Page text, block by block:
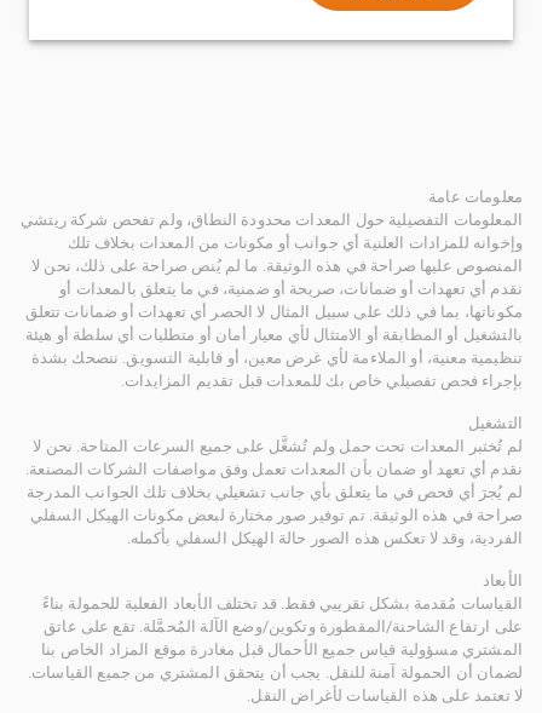
معلومات عامة
المعلومات التفصيلية حول المعدات محدودة النطاق، ولم تفحص شركة ريتشي
وإخوانه للمزادات العلنية أي جوانب أو مكونات من المعدات بخلاف تلك
المنصوص عليها صراحة في هذه الوثيقة. ما لم يُنص صراحة على ذلك، نحن لا
نقدم أي تعهدات أو ضمانات، صريحة أو ضمنية، في ما يتعلق بالمعدات أو
مكوناتها، بما في ذلك على سبيل المثال لا الحصر أي تعهدات أو ضمانات تتعلق
بالتشغيل أو المطابقة أو الامتثال لأي معيار أمان أو متطلبات أي سلطة أو هيئة
تنظيمية معنية، أو الملاءمة لأي غرض معين، أو قابلية التسويق. ننصحك بشدة
بإجراء فحص تفصيلي خاص بك للمعدات قبل تقديم المزايدات.
التشغيل
لم تُختبر المعدات تحت حمل ولم تُشغَّل على جميع السرعات المتاحة. نحن لا
نقدم أي تعهد أو ضمان بأن المعدات تعمل وفق مواصفات الشركات المصنعة.
لم يُجرَ أي فحص في ما يتعلق بأي جانب تشغيلي بخلاف تلك الجوانب المدرجة
صراحة في هذه الوثيقة. تم توفير صور مختارة لبعض مكونات الهيكل السفلي
الفردية، وقد لا تعكس هذه الصور حالة الهيكل السفلي بأكمله.
الأبعاد
القياسات مُقدمة بشكل تقريبي فقط. قد تختلف الأبعاد الفعلية للحمولة بناءً
على ارتفاع الشاحنة/المقطورة وتكوين/وضع الآلة المُحمَّلة. تقع على عاتق
المشتري مسؤولية قياس جميع الأحمال قبل مغادرة موقع المزاد الخاص بنا
لضمان أن الحمولة آمنة للنقل. يجب أن يتحقق المشتري من جميع القياسات.
لا تعتمد على هذه القياسات لأغراض النقل.